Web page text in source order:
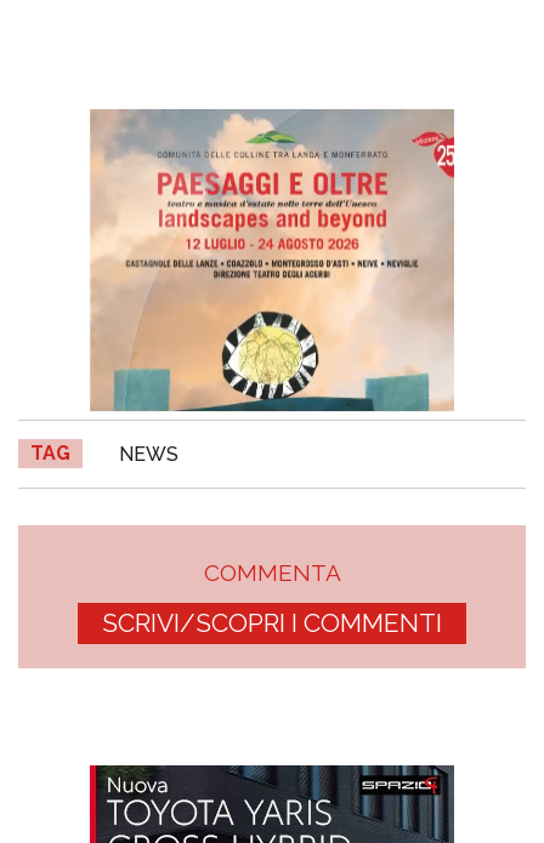
TAG NEWS
COMMENTA
SCRIVI/SCOPRI I COMMENTI